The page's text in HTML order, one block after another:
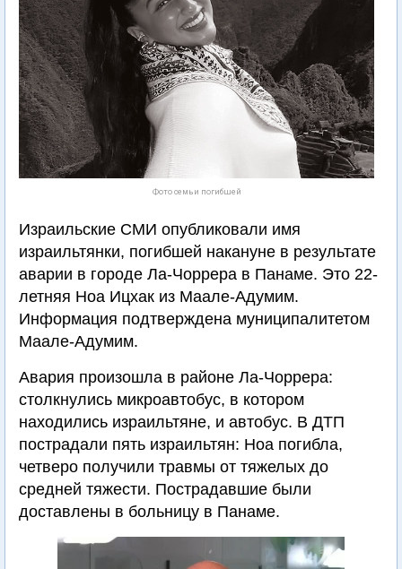
Фото семьи погибшей
Израильские СМИ опубликовали имя
израильтянки, погибшей накануне в результате
аварии в городе Ла-Чоррера в Панаме. Это 22-
летняя Ноа Ицхак из Маале-Адумим.
Информация подтверждена муниципалитетом
Маале-Адумим.
Авария произошла в районе Ла-Чоррера:
столкнулись микроавтобус, в котором
находились израильтяне, и автобус. В ДТП
пострадали пять израильтян: Ноа погибла,
четверо получили травмы от тяжелых до
средней тяжести. Пострадавшие были
доставлены в больницу в Панаме.